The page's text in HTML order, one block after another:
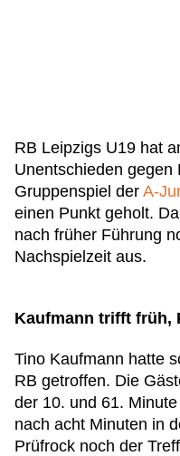
RB Leipzigs U19 hat
Unentschieden gegen
Gruppenspiel der A-
einen Punkt geholt.
nach früher Führung
Nachspielzeit aus.
Kaufmann trifft früh,
Tino Kaufmann hatte
RB getroffen. Die
der 10. und 61.
nach acht Minuten in
Prüfrock noch der